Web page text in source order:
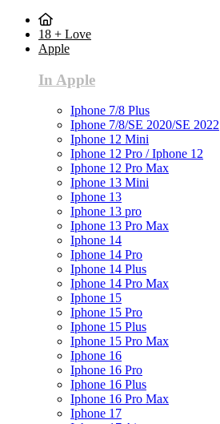
18 + Love
Apple
In Apple
Iphone 7/8 Plus
Iphone 7/8/SE 2020/SE 2022
Iphone 12 Mini
Iphone 12 Pro / Iphone 12
Iphone 12 Pro Max
Iphone 13 Mini
Iphone 13
Iphone 13 pro
Iphone 13 Pro Max
Iphone 14
Iphone 14 Pro
Iphone 14 Plus
Iphone 14 Pro Max
Iphone 15
Iphone 15 Pro
Iphone 15 Plus
Iphone 15 Pro Max
Iphone 16
Iphone 16 Pro
Iphone 16 Plus
Iphone 16 Pro Max
Iphone 17